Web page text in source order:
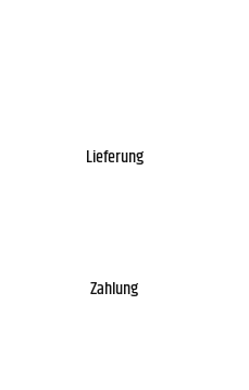
Lieferung
Zahlung